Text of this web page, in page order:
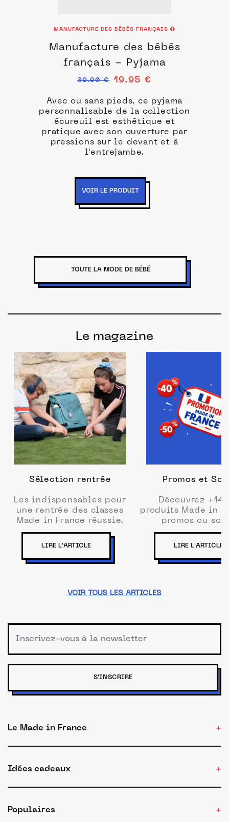
MANUFACTURE DES BÉBÉS FRANÇAIS
Manufacture des bébés
français - Pyjama
39.90 € 19.95 €
Avec ou sans pieds, ce pyjama
personnalisable de la collection
écureuil est esthétique et
pratique avec son ouverture par
pressions sur le devant et à
l'entrejambe.
VOIR LE PRODUIT
TOUTE LA MODE DE BÉBÉ
Le magazine
Sélection rentrée
Les indispensables pour
une rentrée des classes
Made in France réussie.
LIRE L'ARTICLE
Promos et
Découvrez +14
produits Made in
promos ou
LIRE L'ARTICLE
VOIR TOUS LES ARTICLES
S'INSCRIRE
Le Made in France
Idées cadeaux
Populaires